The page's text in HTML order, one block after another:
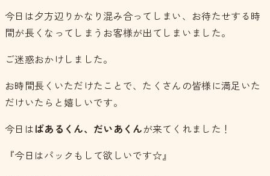
今日は夕方辺りかなり混み合ってしまい、お待たせする時
間が長くなってしまうお客様が出てしまいました。
ご迷惑おかけしました。
お時間長くいただけたことで、たくさんの皆様に満足いた
だけいたらと嬉しいです。
今日はぱあるくん、だいあくんが来てくれました！
『今日はパックもして欲しいです☆』